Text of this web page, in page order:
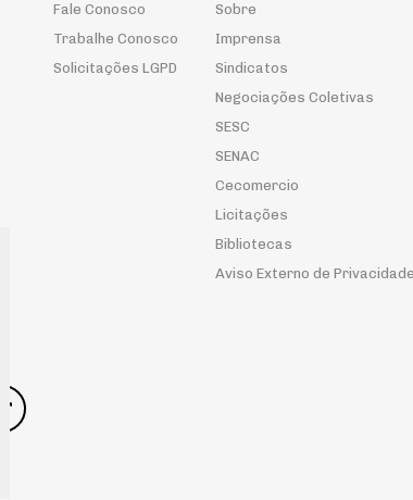
Fale Conosco
Trabalhe Conosco
Solicitações LGPD
Sobre
Imprensa
Sindicatos
Negociações Coletivas
SESC
SENAC
Cecomercio
Licitações
Bibliotecas
Aviso Externo de Privacidade